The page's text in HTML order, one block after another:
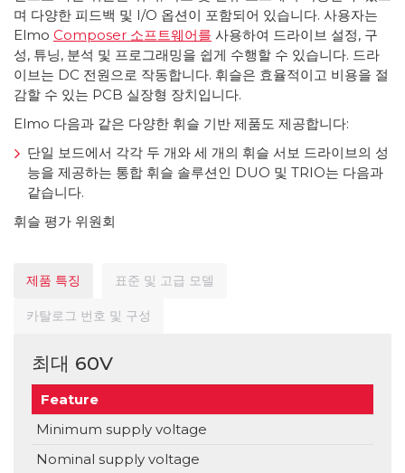
며 다양한 피드백 및 I/O 옵션이 포함되어 있습니다. 사용자는
Elmo Composer 소프트웨어를 사용하여 드라이브 설정, 구
성, 튜닝, 분석 및 프로그래밍을 쉽게 수행할 수 있습니다. 드라
이브는 DC 전원으로 작동합니다. 휘슬은 효율적이고 비용을 절
감할 수 있는 PCB 실장형 장치입니다.
Elmo 다음과 같은 다양한 휘슬 기반 제품도 제공합니다:
단일 보드에서 각각 두 개와 세 개의 휘슬 서보 드라이브의 성
능을 제공하는 통합 휘슬 솔루션인 DUO 및 TRIO는 다음과
같습니다.
휘슬 평가 위원회
제품 특징 표준 및 고급 모델
카탈로그 번호 및 구성
최대 60V
Feature
Minimum supply voltage
Nominal supply voltage